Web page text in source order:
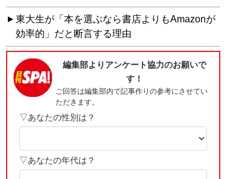
東大生が「本を選ぶなら書店よりもAmazonが
効率的」だと断言する理由